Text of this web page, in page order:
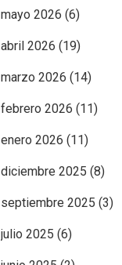
mayo 2026 (6)
abril 2026 (19)
marzo 2026 (14)
febrero 2026 (11)
enero 2026 (11)
diciembre 2025 (8)
septiembre 2025 (3)
julio 2025 (6)